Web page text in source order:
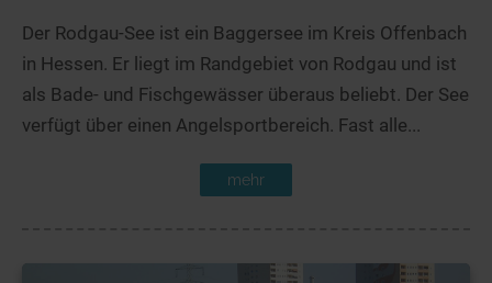
Der Rodgau-See ist ein Baggersee im Kreis Offenbach
in Hessen. Er liegt im Randgebiet von Rodgau und ist
als Bade- und Fischgewässer überaus beliebt. Der See
verfügt über einen Angelsportbereich. Fast alle...
mehr